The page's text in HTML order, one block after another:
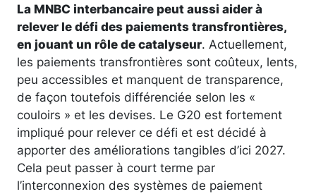
La MNBC interbancaire peut aussi aider à
relever le défi des paiements transfrontières,
en jouant un rôle de catalyseur. Actuellement,
les paiements transfrontières sont coûteux, lents,
peu accessibles et manquent de transparence,
de façon toutefois différenciée selon les «
couloirs » et les devises. Le G20 est fortement
impliqué pour relever ce défi et est décidé à
apporter des améliorations tangibles d’ici 2027.
Cela peut passer à court terme par
l’interconnexion des systèmes de paiement